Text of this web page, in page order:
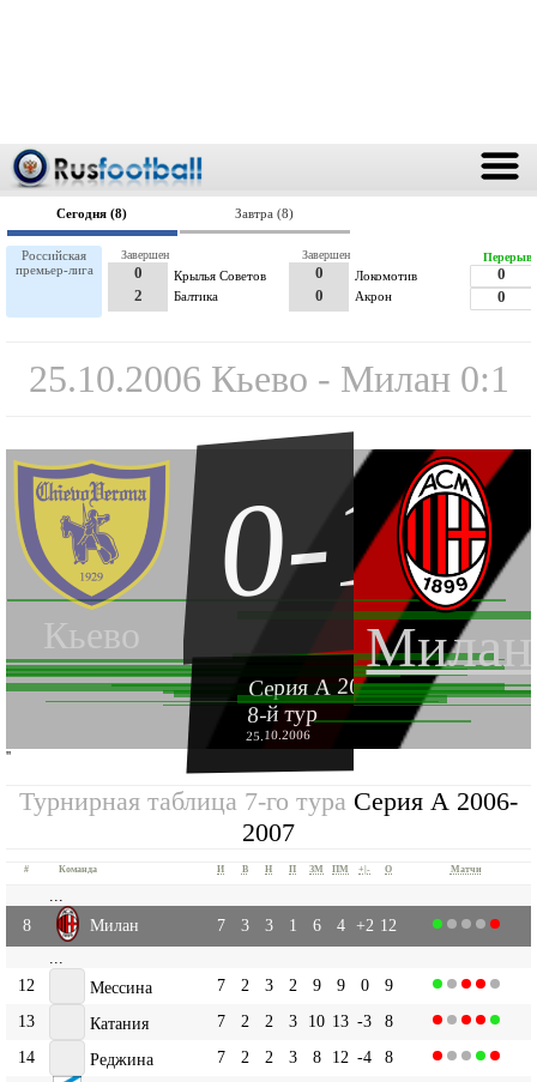
Сегодня (8) Завтра (8)
Российская
премьер-лига
Крылья Советов
0
2
Балтика
Завершен
Локомотив
0
0
Акрон
Завершен
0
0
Перерыв
25.10.2006 Кьево - Милан 0:1
Кьево Милан
0-1
Серия А 2006-2007
8-й тур
25.10.2006
''
Турнирная таблица 7-го тура Серия А 2006-
2007
# Команда И В Н П ЗМ ПМ +|- О Матчи
8
Милан 7 3 3 1 6 4 +2 12
12
Мессина 7 2 3 2 9 9 0
9
13
Катания 7 2 2 3 10 13 -3
8
14
Реджина 7 2 2 3 8 12 -4
8